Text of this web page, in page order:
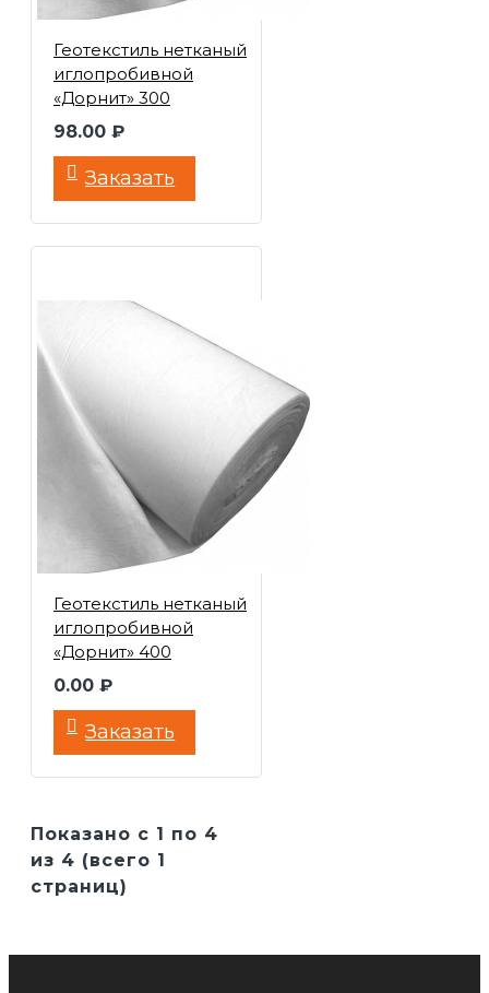
Геотекстиль нетканый
иглопробивной
«Дорнит» 300
98.00 ₽
Заказать
Геотекстиль нетканый
иглопробивной
«Дорнит» 400
0.00 ₽
Заказать
Показано с 1 по 4
из 4 (всего 1
страниц)